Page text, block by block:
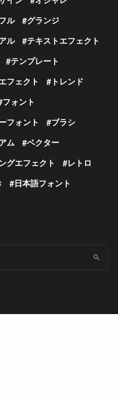
ル
グランジ
ル
テキストエフェクト
テンプレート
フェクト
トレンド
フォント
フォント
ブラシ
ム
ベクター
グエフェクト
レトロ
日本語フォント